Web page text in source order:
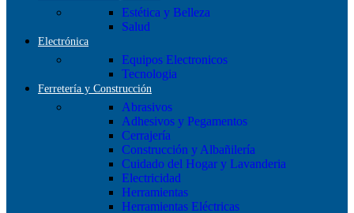
Estética y Belleza
Salud
Electrónica
Equipos Electronicos
Tecnologia
Ferretería y Construcción
Abrasivos
Adhesivos y Pegamentos
Cerrajería
Construcción y Albañilería
Cuidado del Hogar y Lavanderia
Electricidad
Herramientas
Herramientas Eléctricas